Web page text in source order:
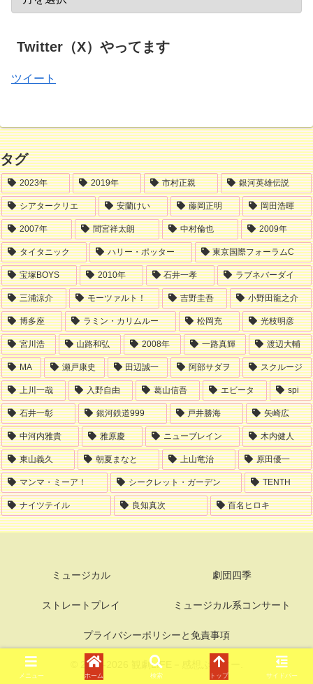
Twitter（X）やってます
ツイート
タグ
2023年 2019年 市村正親 銀河英雄伝説
シアタークリエ 安蘭けい 藤岡正明 岡田浩暉
2007年 間宮祥太朗 中村倫也 2009年
タイタニック ハリー・ポッター 東京国際フォーラムC
宝塚BOYS 2010年 石井一孝 ラブネバーダイ
三浦涼介 モーツァルト！ 吉野圭吾 小野田龍之介
博多座 ラミン・カリムルー 松岡充 光枝明彦
宮川浩 山路和弘 2008年 一路真輝 渡辺大輔
MA 瀬戸康史 田辺誠一 阿部サダヲ スクルージ
上川一哉 入野自由 葛山信吾 エビータ spi
石井一彰 銀河鉄道999 戸井勝海 矢崎広
中河内雅貴 雅原慶 ニューブレイン 木内健人
東山義久 朝夏まなと 上山竜治 原田優一
マンマ・ミーア！ シークレット・ガーデン TENTH
ナイツテイル 良知真次 百名ヒロキ
ミュージカル 劇団四季
ストレートプレイ ミュージカル系コンサート
プライバシーポリシーと免責事項
© 2006-2026 観劇LIFE－感想ぶろぐー.
メニュー ホーム 検索 トップ サイドバー